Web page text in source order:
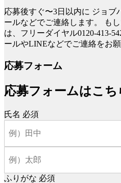
応募後すぐ〜3日以内に ジョブ
ールなどでご連絡します。
も
は、フリーダイヤル0120-413-
ールやLINEなどでご連絡をお願
応募フォーム
応募フォームはこち
氏名 必須
ふりがな 必須